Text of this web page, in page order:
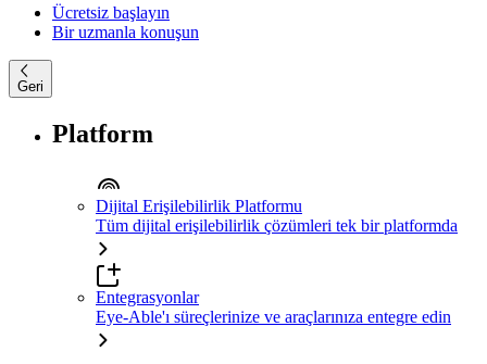
Ücretsiz başlayın
Bir uzmanla konuşun
Geri
Platform
Dijital Erişilebilirlik Platformu
Tüm dijital erişilebilirlik çözümleri tek bir platformda
Entegrasyonlar
Eye-Able'ı süreçlerinize ve araçlarınıza entegre edin